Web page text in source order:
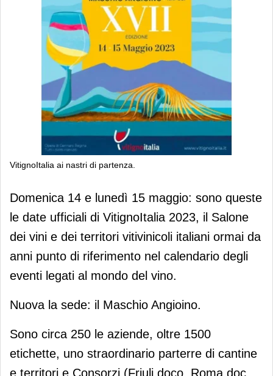
VitignoItalia ai nastri di partenza.
VitignoItalia ai nastri di partenza.
Domenica 14 e lunedì 15 maggio: sono queste
le date ufficiali di VitignoItalia 2023, il Salone
dei vini e dei territori vitivinicoli italiani ormai da
anni punto di riferimento nel calendario degli
eventi legati al mondo del vino.
Nuova la sede: il Maschio Angioino.
Sono circa 250 le aziende, oltre 1500
etichette, uno straordinario parterre di cantine
e territori e Consorzi (Friuli doco, Roma doc,